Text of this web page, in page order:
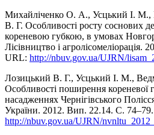
Михайліченко О. А., Усцький І.
В. Г. Особливості росту соснових
кореневою губкою, в умовах
Лісівництво і
URL: http://nbuv.gov.ua/UJRN/
Лозицький В. Г., Усцький І. М.,
Особливості поширення кореневої
насадженнях Чернігівського
України. 2012. Вип. 22.14. С.
http://nbuv.gov.ua/UJRN/